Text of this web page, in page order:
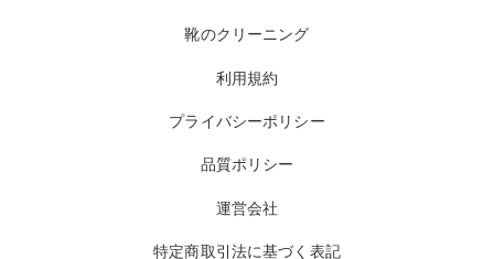
靴のクリーニング
利用規約
プライバシーポリシー
品質ポリシー
運営会社
特定商取引法に基づく表記